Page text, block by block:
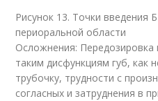
Рисунок 13. Точки введения
периоральной области
Осложнения:
таким дисфункциям губ, как
трубочку, трудности с
согласных и затруднения в